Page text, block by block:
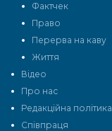
Фактчек
Право
Перерва на каву
Життя
Відео
Про нас
Редакційна політика
Cпівпраця